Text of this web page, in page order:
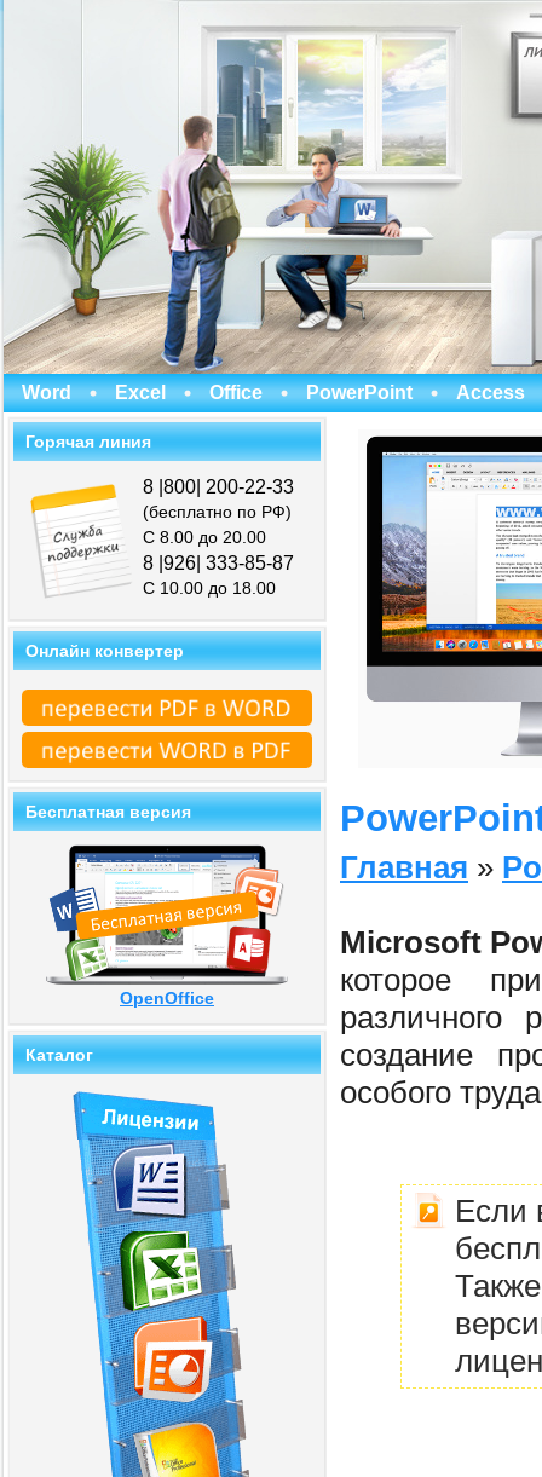
Word Excel Office PowerPoint Access
Горячая линия
8 |800| 200-22-33
(бесплатно по РФ)
С 8.00 до 20.00
8 |926| 333-85-87
С 10.00 до 18.00
Онлайн конвертер
Бесплатная версия
OpenOffice
Каталог
Главная »
Microsoft
которое
различного
создание
особого
Если